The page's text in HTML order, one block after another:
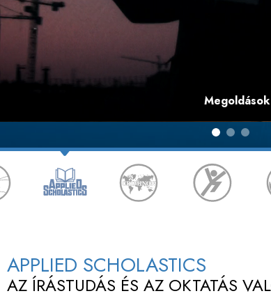
Mi a nagyság?
APPLIED SCHOLASTICS
AZ ÍRÁSTUDÁS ÉS AZ OKTATÁS